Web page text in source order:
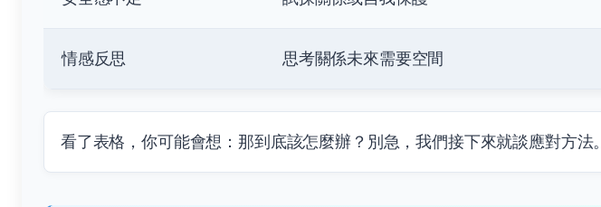
情感反思 思考關係未來需要空間
看了表格，你可能會想：那到底該怎麼辦？別急，我們接下來就談應對方法。